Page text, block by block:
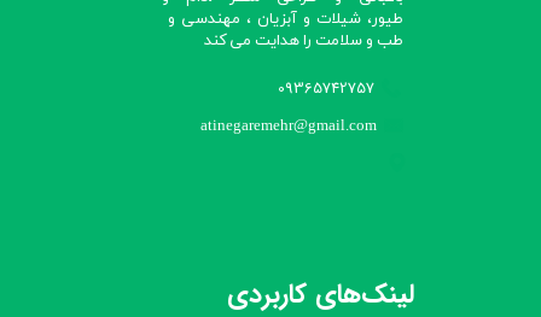
طیور، شیلات و آبزیان ، مهندسی و
طب و سلامت را هدایت می کند​​​​​​​
09365742757
atinegaremehr@gmail.com
لینک‌های کاربردی